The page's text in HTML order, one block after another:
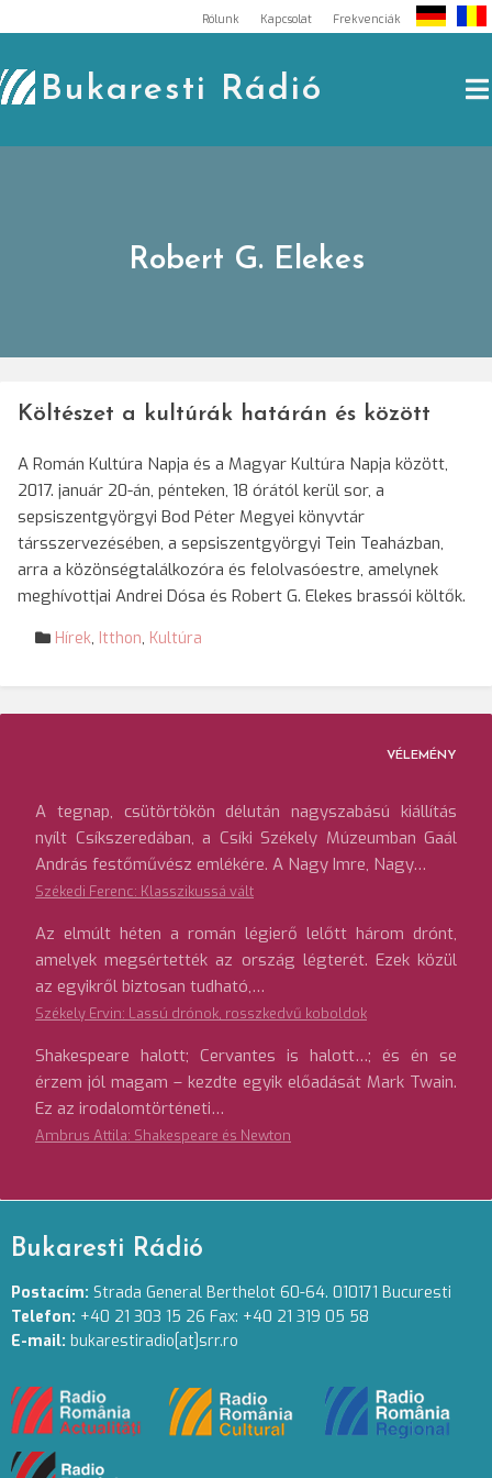
to
content
Rólunk Kapcsolat Frekvenciák
Bukaresti Rádió
Robert G. Elekes
Költészet a kultúrák határán és között
A Román Kultúra Napja és a Magyar Kultúra Napja között,
2017. január 20-án, pénteken, 18 órától kerül sor, a
sepsiszentgyörgyi Bod Péter Megyei könyvtár
társszervezésében, a sepsiszentgyörgyi Tein Teaházban,
arra a közönségtalálkozóra és felolvasóestre, amelynek
meghívottjai Andrei Dósa és Robert G. Elekes brassói költők.
Hírek, Itthon, Kultúra
VÉLEMÉNY
A tegnap, csütörtökön délután nagyszabású kiállítás
nyílt Csíkszeredában, a Csíki Székely Múzeumban Gaál
András festőművész emlékére. A Nagy Imre, Nagy…
Székedi Ferenc: Klasszikussá vált
Az elmúlt héten a román légierő lelőtt három drónt,
amelyek megsértették az ország légterét. Ezek közül
az egyikről biztosan tudható,…
Székely Ervin: Lassú drónok, rosszkedvű koboldok
Shakespeare halott; Cervantes is halott…; és én se
érzem jól magam – kezdte egyik előadását Mark Twain.
Ez az irodalomtörténeti…
Ambrus Attila: Shakespeare és Newton
Bukaresti Rádió
Postacím: Strada General Berthelot 60-64. 010171 Bucuresti
Telefon: +40 21 303 15 26 Fax: +40 21 319 05 58
E-mail: bukarestiradio[at]srr.ro